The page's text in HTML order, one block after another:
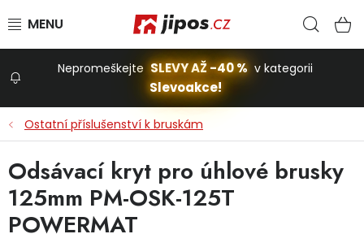
Stavba a dům
Nepromeškejte SLEVY AŽ -40 % v kategorii
Slevoakce!
Ostatní příslušenství k bruskám
Odsávací kryt pro úhlové brusky
125mm PM-OSK-125T
POWERMAT